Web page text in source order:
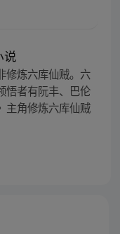
说
修炼六库仙贼。六
悟者有阮丰、巴伦
主角修炼六库仙贼